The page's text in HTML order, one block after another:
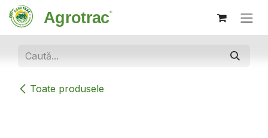
Sari la conținut
Toate produsele